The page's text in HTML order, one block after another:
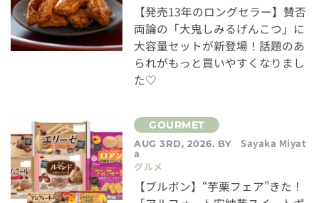
【発売13年のロングセラー】賛否
両論の「大鬼しみるげんこつ」に
大容量セットが新登場！話題のあ
られがもっと買いやすくなりまし
た♡
AUG 3RD, 2026. BY Sayaka Miyat
a
グルメ
【ブルボン】“芋栗フェア”きた！